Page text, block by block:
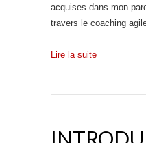
acquises dans mon
travers le coaching
Lire la suite